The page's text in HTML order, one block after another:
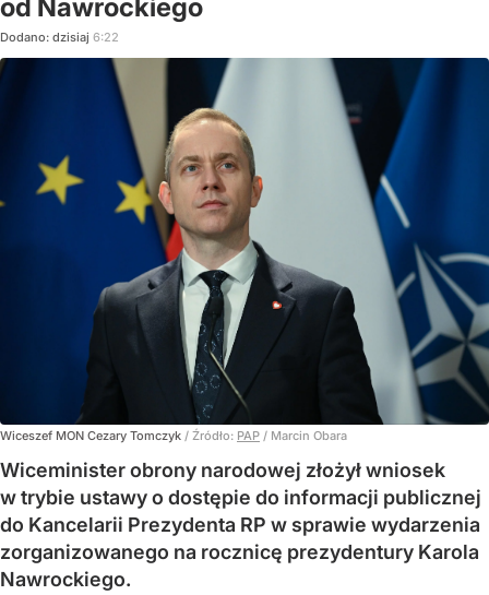
od Nawrockiego
Dodano: dzisiaj 6:22
Wiceszef MON Cezary Tomczyk / Źródło: PAP / Marcin Obara
Wiceminister obrony narodowej złożył wniosek
w trybie ustawy o dostępie do informacji publicznej
do Kancelarii Prezydenta RP w sprawie wydarzenia
zorganizowanego na rocznicę prezydentury Karola
Nawrockiego.